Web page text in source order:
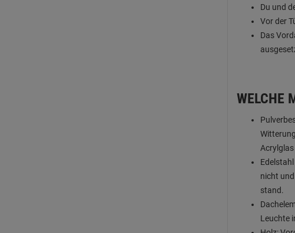
Du und
Vor der
Das
WELCHE
nicht
stand.
Leuchte